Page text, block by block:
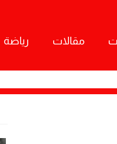
مقالات رياضة